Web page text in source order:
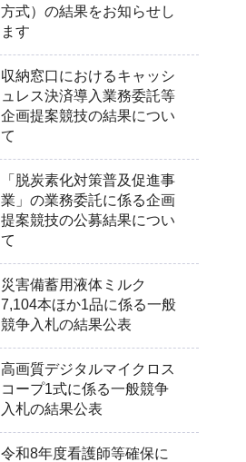
方式）の結果をお知らせし
ます
収納窓口におけるキャッシ
ュレス決済導入業務委託等
企画提案競技の結果につい
て
「脱炭素化対策普及促進事
業」の業務委託に係る企画
提案競技の公募結果につい
て
災害備蓄用液体ミルク
7,104本ほか1品に係る一般
競争入札の結果公表
高画質デジタルマイクロス
コープ1式に係る一般競争
入札の結果公表
令和8年度看護師等確保に